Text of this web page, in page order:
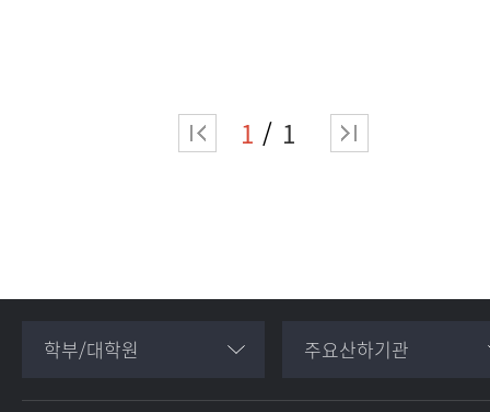
1 1
학부/대학원 주요산하기관